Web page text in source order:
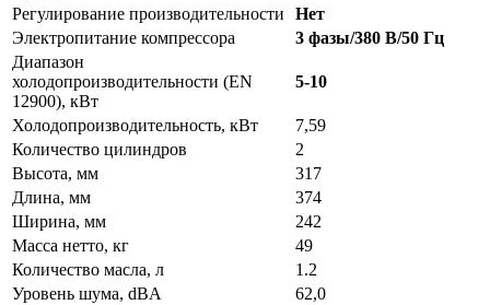
Регулирование производительности
Нет
Электропитание компрессора
3 фазы/380 В/50 Гц
Диапазон
холодопроизводительности (EN
12900), кВт
5-10
Холодопроизводительность, кВт
7,59
Количество цилиндров
2
Высота, мм
317
Длина, мм
374
Ширина, мм
242
Масса нетто, кг
49
Количество масла, л
1.2
Уровень шума, dBA
62,0